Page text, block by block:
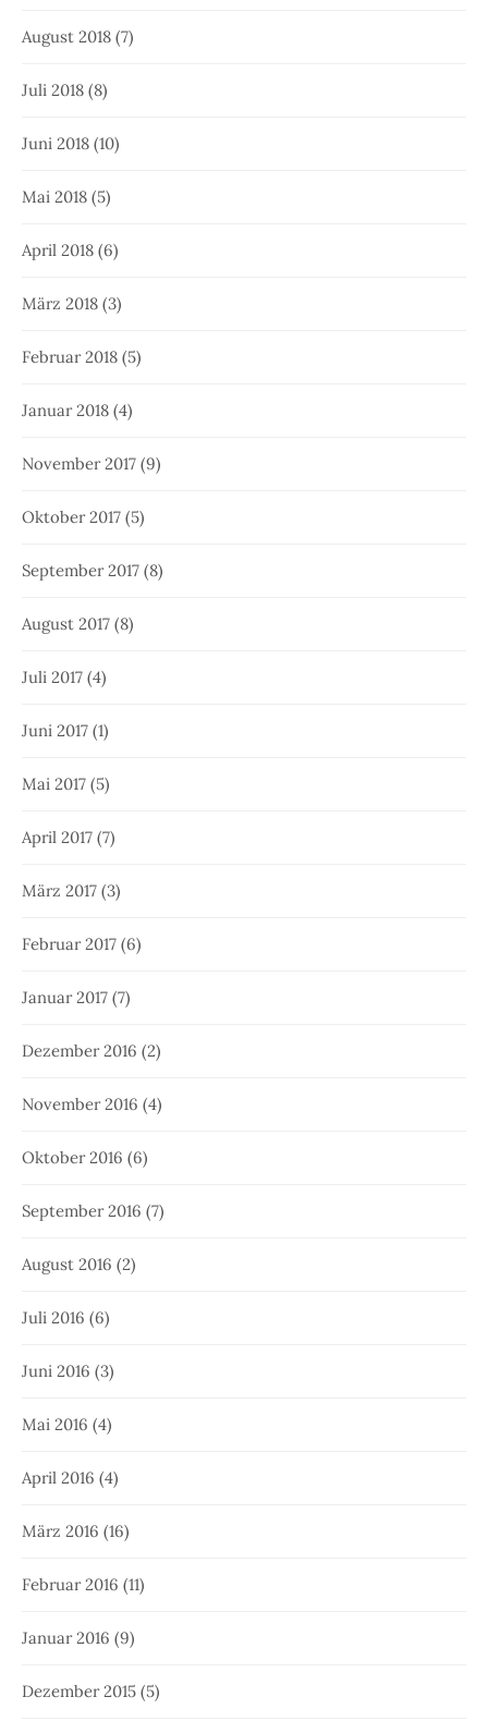
August 2018 (7)
Juli 2018 (8)
Juni 2018 (10)
Mai 2018 (5)
April 2018 (6)
März 2018 (3)
Februar 2018 (5)
Januar 2018 (4)
November 2017 (9)
Oktober 2017 (5)
September 2017 (8)
August 2017 (8)
Juli 2017 (4)
Juni 2017 (1)
Mai 2017 (5)
April 2017 (7)
März 2017 (3)
Februar 2017 (6)
Januar 2017 (7)
Dezember 2016 (2)
November 2016 (4)
Oktober 2016 (6)
September 2016 (7)
August 2016 (2)
Juli 2016 (6)
Juni 2016 (3)
Mai 2016 (4)
April 2016 (4)
März 2016 (16)
Februar 2016 (11)
Januar 2016 (9)
Dezember 2015 (5)